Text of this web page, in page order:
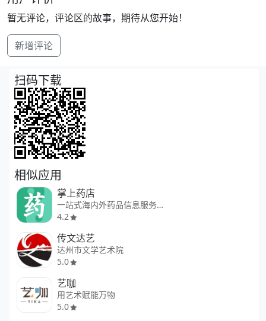
暂无评论，评论区的故事，期待从您开始！
新增评论
扫码下载
相似应用
掌上药店
一站式海内外药品信息服务平台
4.2
传文达艺
达州市文学艺术院
5.0
艺咖
用艺术赋能万物
5.0